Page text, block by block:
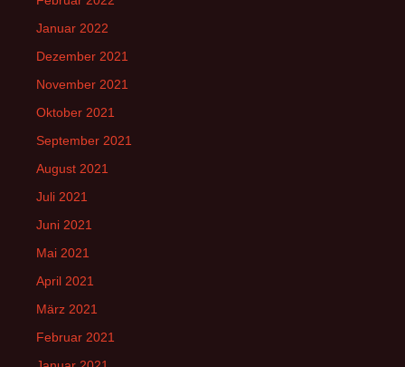
Januar 2022
Dezember 2021
November 2021
Oktober 2021
September 2021
August 2021
Juli 2021
Juni 2021
Mai 2021
April 2021
März 2021
Februar 2021